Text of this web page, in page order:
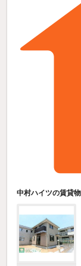
中村ハイツの賃貸